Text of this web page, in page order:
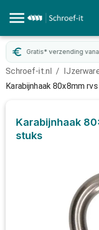
Gratis* verzending vanaf
Schroef-it.nl /
Karabijnhaak 80x8mm
Karabijnhaak
stuks